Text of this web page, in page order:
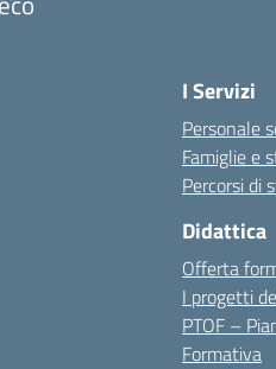
I Servizi
Personale
Famiglie e
Percorsi di
Didattica
Offerta
I progetti
PTOF –
Formativa